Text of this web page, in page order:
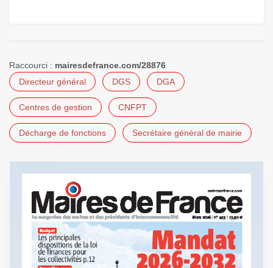
Raccourci : mairesdefrance.com/28876
Directeur général
DGS DGA
Centres de gestion CNFPT
Décharge de fonctions Secrétaire général de mairie